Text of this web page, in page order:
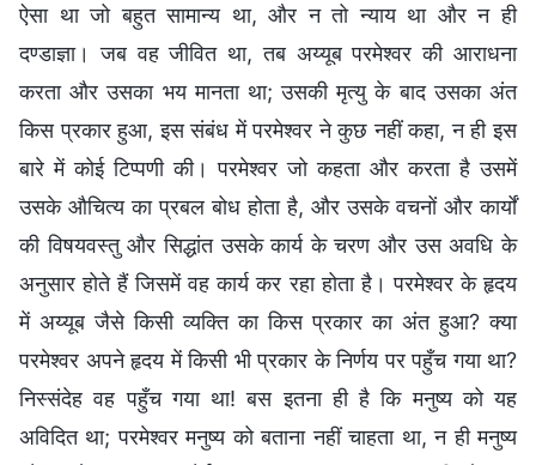
ऐसा था जो बहुत सामान्य था, और न तो न्याय था और न ही
दण्डाज्ञा। जब वह जीवित था, तब अय्यूब परमेश्वर की आराधना
करता और उसका भय मानता था; उसकी मृत्यु के बाद उसका अंत
किस प्रकार हुआ, इस संबंध में परमेश्वर ने कुछ नहीं कहा, न ही इस
बारे में कोई टिप्पणी की। परमेश्वर जो कहता और करता है उसमें
उसके औचित्य का प्रबल बोध होता है, और उसके वचनों और कार्यों
की विषयवस्तु और सिद्धांत उसके कार्य के चरण और उस अवधि के
अनुसार होते हैं जिसमें वह कार्य कर रहा होता है। परमेश्वर के हृदय
में अय्यूब जैसे किसी व्यक्ति का किस प्रकार का अंत हुआ? क्या
परमेश्वर अपने हृदय में किसी भी प्रकार के निर्णय पर पहुँच गया था?
निस्संदेह वह पहुँच गया था! बस इतना ही है कि मनुष्य को यह
अविदित था; परमेश्वर मनुष्य को बताना नहीं चाहता था, न ही मनुष्य